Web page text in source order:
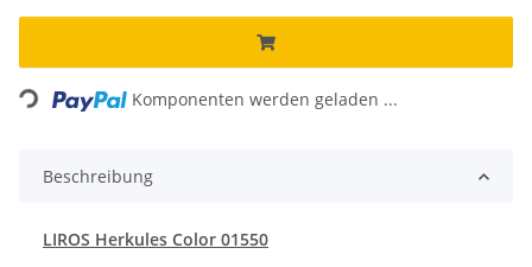
Loading... Komponenten werden geladen ...
Beschreibung
LIROS Herkules Color 01550